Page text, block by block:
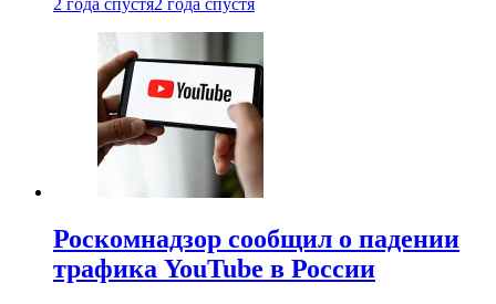
2 года спустя2 года спустя
Роскомнадзор сообщил о падении
трафика YouTube в России